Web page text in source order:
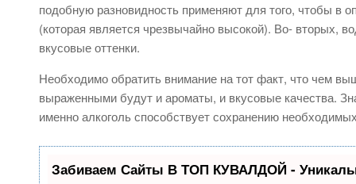
подобную разновидность применяют для того, чтобы в
(которая является чрезвычайно высокой). Во- вторых,
вкусовые оттенки.
Необходимо обратить внимание на тот факт, что чем
выраженными будут и ароматы, и вкусовые качества.
именно алкоголь способствует сохранению
Забиваем Сайты В ТОП КУВАЛДОЙ -